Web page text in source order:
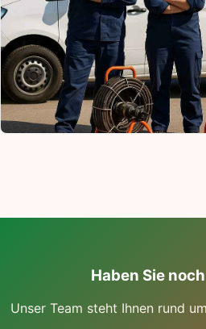
Haben Sie
Unser Team steht Ihnen rund